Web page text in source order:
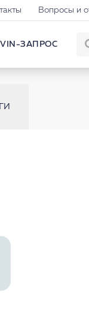
Вопросы и
VIN-ЗАПРОС